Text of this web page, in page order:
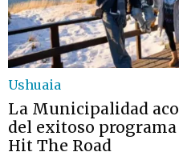
Ushuaia
La Municipalidad
del exitoso
Hit The Road